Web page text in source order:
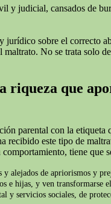
y judicial, cansados de
sobre el correcto
No se trata solo
que
parental con la etiqueta
este tipo de
tiene que
alejados de apriorismos y
e hijas, y ven
servicios sociales, de